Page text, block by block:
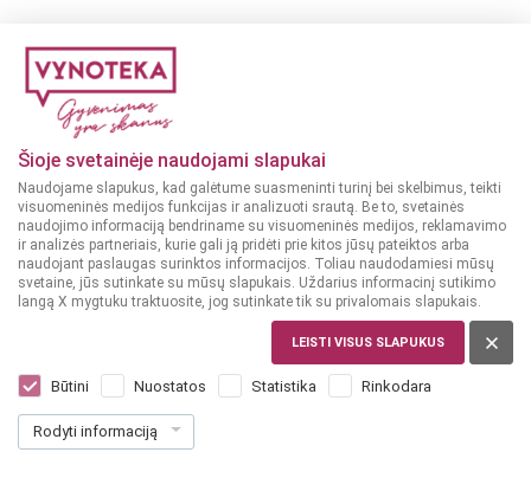
Šioje svetainėje naudojami slapukai
Naudojame slapukus, kad galėtume suasmeninti turinį bei skelbimus, teikti
visuomeninės medijos funkcijas ir analizuoti srautą. Be to, svetainės
naudojimo informaciją bendriname su visuomeninės medijos, reklamavimo
ir analizės partneriais, kurie gali ją pridėti prie kitos jūsų pateiktos arba
naudojant paslaugas surinktos informacijos. Toliau naudodamiesi mūsų
svetaine, jūs sutinkate su mūsų slapukais. Uždarius informacinį sutikimo
langą X mygtuku traktuosite, jog sutinkate tik su privalomais slapukais.
LEISTI VISUS SLAPUKUS
Būtini Nuostatos Statistika Rinkodara
Rodyti informaciją
Johnnie Walker Old Fashioned Cocktail
0,5 l
Dar nėra balsų, galite įvertinti